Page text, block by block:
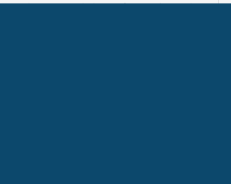
um deinen Enterhaken auf einen der Punkte